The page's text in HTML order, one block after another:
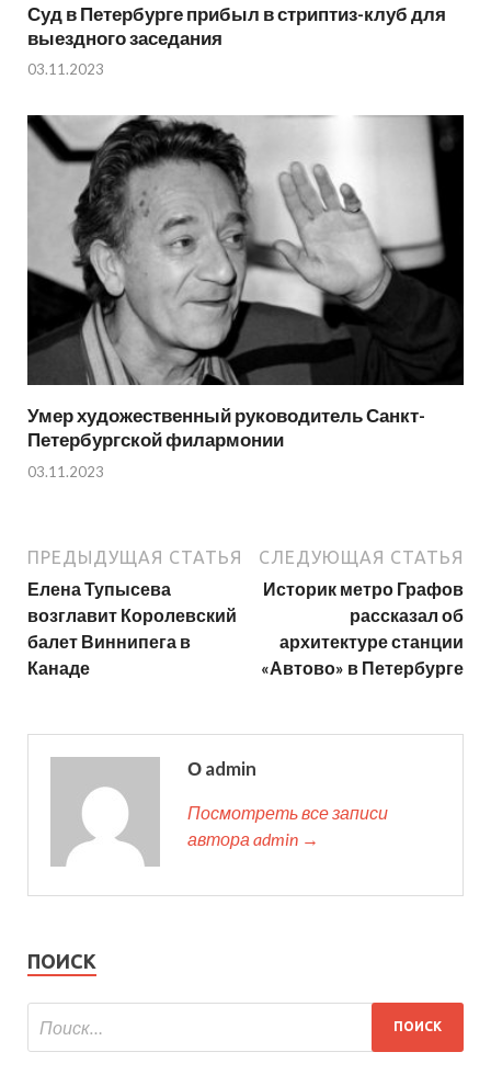
Суд в Петербурге прибыл в стриптиз-клуб для
выездного заседания
03.11.2023
Умер художественный руководитель Санкт-
Петербургской филармонии
03.11.2023
ПРЕДЫДУЩАЯ СТАТЬЯ
Елена Тупысева
возглавит Королевский
балет Виннипега в
Канаде
СЛЕДУЮЩАЯ СТАТЬЯ
Историк метро Графов
рассказал об
архитектуре станции
«Автово» в Петербурге
О admin
Посмотреть все записи
автора admin →
ПОИСК